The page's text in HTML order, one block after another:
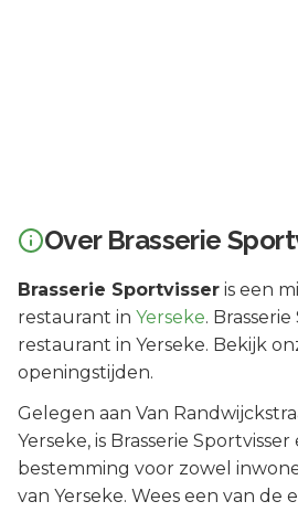
Over Brasserie
Brasserie Sportvisser is een
restaurant in Yerseke. Brasserie
restaurant in Yerseke. Bekijk
openingstijden.
Gelegen aan Van
Yerseke, is Brasserie Sportvisser
bestemming voor zowel
van Yerseke. Wees een van de